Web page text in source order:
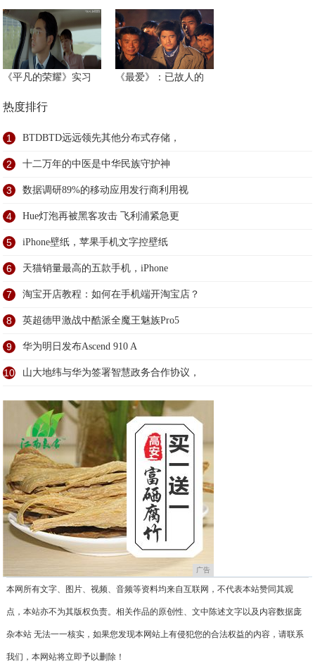
《平凡的荣耀》实习 《最爱》：已故人的
热度排行
1 BTDBTD远远领先其他分布式存储，
2 十二万年的中医是中华民族守护神
3 数据调研89%的移动应用发行商利用视
4 Hue灯泡再被黑客攻击 飞利浦紧急更
5 iPhone壁纸，苹果手机文字控壁纸
6 天猫销量最高的五款手机，iPhone
7 淘宝开店教程：如何在手机端开淘宝店？
8 英超德甲激战中酷派全魔王魅族Pro5
9 华为明日发布Ascend 910 A
10 山大地纬与华为签署智慧政务合作协议，
广告
本网所有文字、图片、视频、音频等资料均来自互联网，不代表本站赞同其观
点，本站亦不为其版权负责。相关作品的原创性、文中陈述文字以及内容数据庞
杂本站 无法一一核实，如果您发现本网站上有侵犯您的合法权益的内容，请联系
我们，本网站将立即予以删除！